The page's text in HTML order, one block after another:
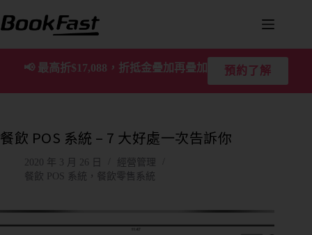
📢 最高折$17,088，折抵金疊加再疊加 預約了解
餐飲 POS 系統 – 7 大好處一次告訴你
2020 年 3 月 26 日
經營管理
餐飲 POS 系統，餐飲零售系統